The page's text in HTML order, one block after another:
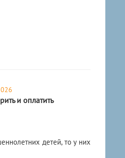
и оплатить
детей, то у них